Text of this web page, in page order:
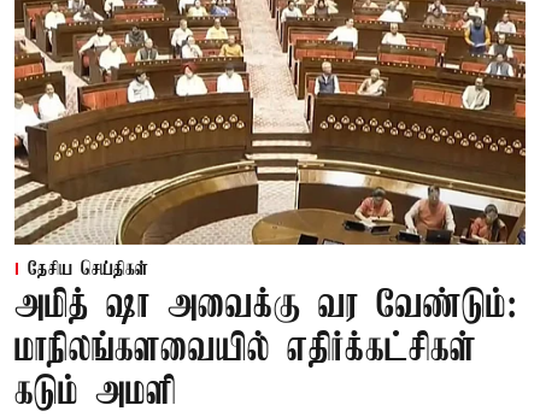
தேசிய செய்திகள்
அமித் ஷா அவைக்கு வர வேண்டும்:
மாநிலங்களவையில் எதிர்க்கட்சிகள்
கடும் அமளி